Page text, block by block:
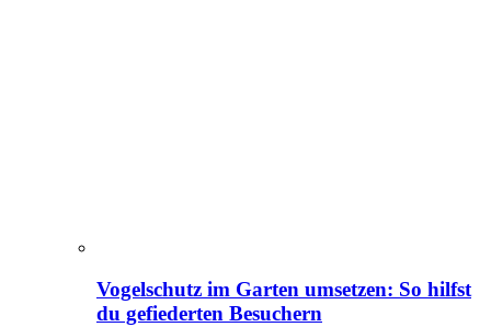
Vogelschutz im Garten umsetzen: So hilfst
du gefiederten Besuchern